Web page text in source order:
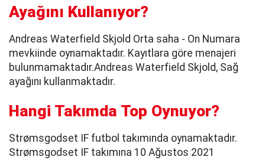
Ayağını Kullanıyor?
Andreas Waterfield Skjold Orta saha - On Numara
mevkiinde oynamaktadır. Kayıtlara göre menajeri
bulunmamaktadır.Andreas Waterfield Skjold, Sağ
ayağını kullanmaktadır.
Hangi Takımda Top Oynuyor?
Strømsgodset IF futbol takımında oynamaktadır.
Strømsgodset IF takımına 10 Ağustos 2021